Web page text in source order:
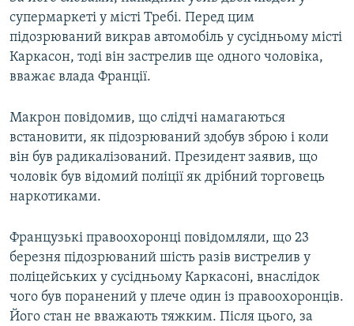
супермаркеті у місті Требі. Перед цим
підозрюваний викрав автомобіль у сусідньому місті
Каркасон, тоді він застрелив ще одного чоловіка,
вважає влада Франції.
Макрон повідомив, що слідчі намагаються
встановити, як підозрюваний здобув зброю і коли
він був радикалізований. Президент заявив, що
чоловік був відомий поліції як дрібний торговець
наркотиками.
Французькі правоохоронці повідомляли, що 23
березня підозрюваний шість разів вистрелив у
поліцейських у сусідньому Каркасоні, внаслідок
чого був поранений у плече один із правоохоронців.
Його стан не вважають тяжким. Після цього, за